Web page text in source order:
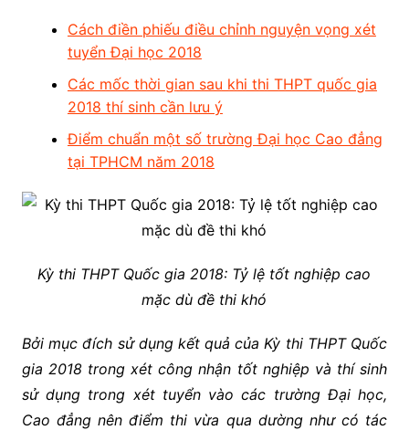
Cách điền phiếu điều chỉnh nguyện vọng xét
tuyển Đại học 2018
Các mốc thời gian sau khi thi THPT quốc gia
2018 thí sinh cần lưu ý
Điểm chuẩn một số trường Đại học Cao đẳng
tại TPHCM năm 2018
Kỳ thi THPT Quốc gia 2018: Tỷ lệ tốt nghiệp cao
mặc dù đề thi khó
Bởi mục đích sử dụng kết quả của Kỳ thi THPT Quốc
gia 2018 trong xét công nhận tốt nghiệp và thí sinh
sử dụng trong xét tuyển vào các trường Đại học,
Cao đẳng nên điểm thi vừa qua dường như có tác